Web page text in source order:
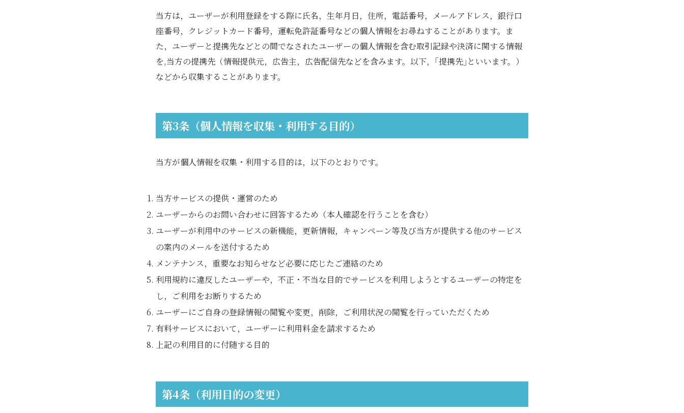
当方は，ユーザーが利用登録をする際に氏名，生年月日，住所，電話番号，メールアドレス，銀行口
座番号，クレジットカード番号，運転免許証番号などの個人情報をお尋ねすることがあります。ま
た，ユーザーと提携先などとの間でなされたユーザーの個人情報を含む取引記録や決済に関する情報
を,当方の提携先（情報提供元，広告主，広告配信先などを含みます。以下，｢提携先｣といいます。）
などから収集することがあります。
第3条（個人情報を収集・利用する目的）
当方が個人情報を収集・利用する目的は，以下のとおりです。
当方サービスの提供・運営のため
ユーザーからのお問い合わせに回答するため（本人確認を行うことを含む）
ユーザーが利用中のサービスの新機能，更新情報，キャンペーン等及び当方が提供する他のサービス
の案内のメールを送付するため
メンテナンス，重要なお知らせなど必要に応じたご連絡のため
利用規約に違反したユーザーや，不正・不当な目的でサービスを利用しようとするユーザーの特定を
し，ご利用をお断りするため
ユーザーにご自身の登録情報の閲覧や変更，削除，ご利用状況の閲覧を行っていただくため
有料サービスにおいて，ユーザーに利用料金を請求するため
上記の利用目的に付随する目的
第4条（利用目的の変更）